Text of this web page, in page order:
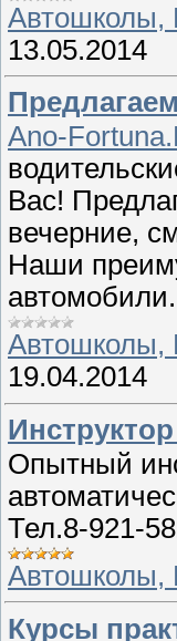
Автошколы,
13.05.2014
Ano-
Вас!
вечерние,
Наши
Автошколы,
19.04.2014
Опытный
Тел.8-921-
Автошколы,
Курсы